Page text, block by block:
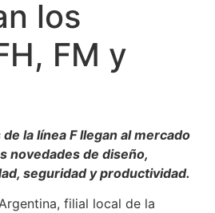
los
FM y
la línea F llegan al mercado
novedades de diseño,
seguridad y productividad.
filial local de la